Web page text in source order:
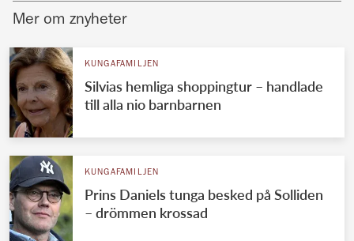
Mer om znyheter
KUNGAFAMILJEN
Silvias hemliga shoppingtur – handlade
till alla nio barnbarnen
KUNGAFAMILJEN
Prins Daniels tunga besked på Solliden
– drömmen krossad